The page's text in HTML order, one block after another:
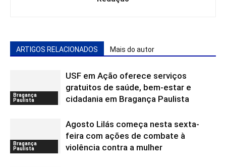
ARTIGOS RELACIONADOS Mais do autor
Bragança
Paulista
USF em Ação oferece serviços
gratuitos de saúde, bem-estar e
cidadania em Bragança Paulista
Bragança
Paulista
Agosto Lilás começa nesta sexta-
feira com ações de combate à
violência contra a mulher